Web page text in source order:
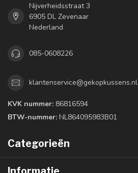
Nijverheidsstraat 3
6905 DL Zevenaar
Nederland
085-0608226
klantenservice@gekopkussens.nl
KVK nummer: 86816594
BTW-nummer: NL864095983B01
Categorieën